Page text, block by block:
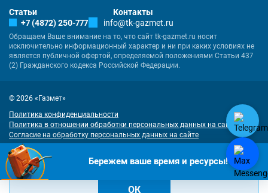
Статьи
Контакты
+7 (4872) 250-777
info@tk-gazmet.ru
Обращаем Ваше внимание на то, что сайт tk-gazmet.ru носит
исключительно информационный характер и ни при каких условиях не
является публичной офертой, определяемой положениями Статьи 437
(2) Гражданского кодекса Российской Федерации.
© 2026 «Газмет»
Политика конфиденциальности
Политика в отношении обработки персональных данных на сайте
Согласие на обработку персональных данных на сайте
Разработка продвижение сайта— «Имиджмарк»
"Наш сайт использует куки. Продолжая им пользоваться, вы соглашаетесь
на обработку персональных данных в соответствии сполитикой
конфиденциальности
ОК
Бережем ваше время и ресурсы!